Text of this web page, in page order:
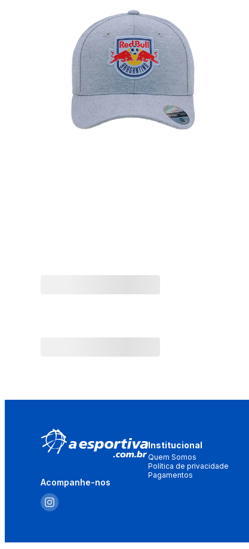
Acompanhe-nos
Institucional
Quem Somos
Política de privacidade
Pagamentos